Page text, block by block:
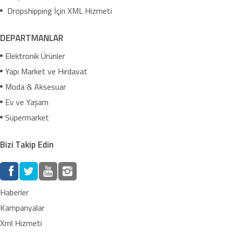
Dropshipping İçin XML Hizmeti
DEPARTMANLAR
Elektronik Ürünler
Yapı Market ve Hırdavat
Moda & Aksesuar
Ev ve Yaşam
Süpermarket
Bizi Takip Edin
Haberler
Kampanyalar
Xml Hizmeti